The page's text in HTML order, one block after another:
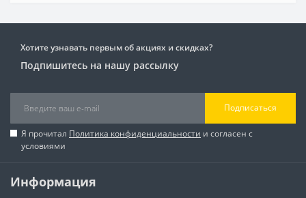
Хотите узнавать первым об акциях и скидках?
Подпишитесь на нашу рассылку
Подписаться
Я прочитал Политика конфиденциальности и согласен с
условиями
Информация